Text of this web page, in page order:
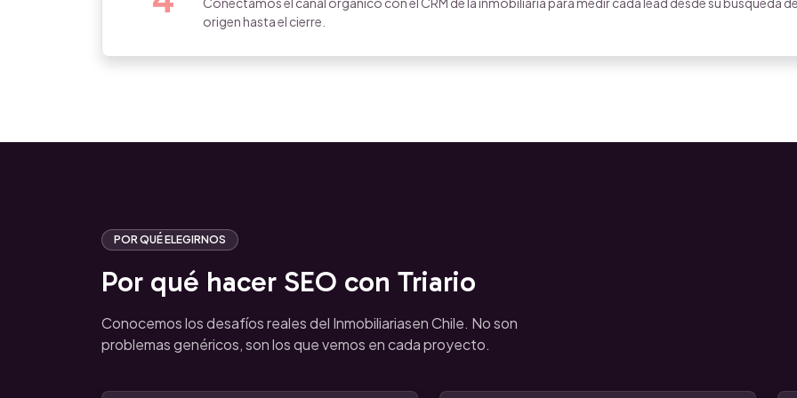
origen hasta el cierre.
POR QUÉ ELEGIRNOS
Por qué hacer SEO con Triario
Conocemos los desafíos reales del Inmobiliariasen Chile. No son
problemas genéricos, son los que vemos en cada proyecto.